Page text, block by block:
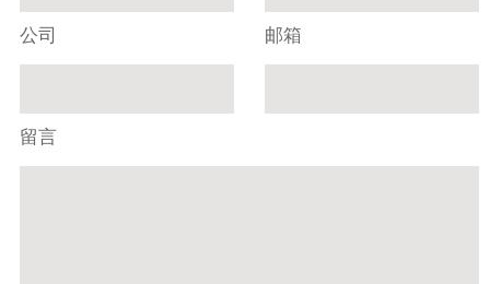
公司 邮箱
留言